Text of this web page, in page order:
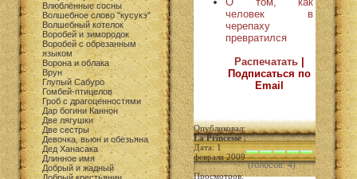
Влюблённые сосны
Волшебное слово "кусукэ"
Волшебный котелок
Воробей и зимородок
Воробей с обрезанным
языком
Ворона и облака
Врун
Глупый Сабуро
Гомбей-птицелов
Гроб с драгоценностями
Дар богини Каннон
Две лягушки
Две сестры
Девочка, вьюн и обезьяна
Дед Ханасака
Длинное имя
Добрый и жадный
человек в
черепаху
превратился
Распечатать
Подписаться по
Email
Опубликовал:
La Princesse|
Дата: 1
февраля 2009
|
Просмотров:
(голосов: 4)